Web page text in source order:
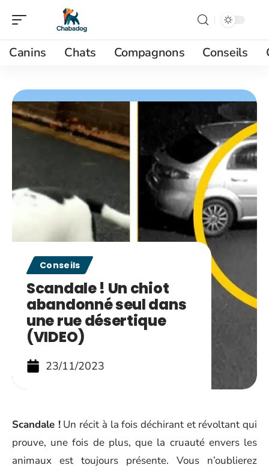
Canins Chats Compagnons Conseils
Conseils
Scandale ! Un chiot
abandonné seul dans
une rue désertique
(VIDEO)
23/11/2023
Scandale !Un récit à la fois déchirant et révoltant qui
prouve, une fois de plus, que la cruauté envers les
animaux est toujours présente. Vous n’oublierez